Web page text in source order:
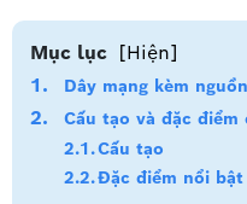
Mục lục [Hiện]
Dây mạng kèm
Cấu tạo và đặc điểm
Cấu tạo
Đặc điểm nổi bật